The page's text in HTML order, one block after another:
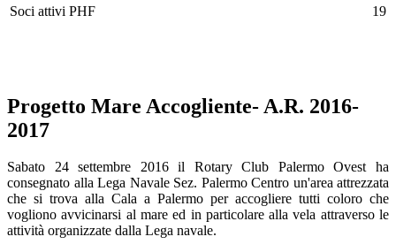
Soci attivi PHF
19
Progetto Mare Accogliente- A.R. 2016-
2017
Sabato 24 settembre 2016 il Rotary Club Palermo Ovest ha
consegnato alla Lega Navale Sez. Palermo Centro un'area attrezzata
che si trova alla Cala a Palermo per accogliere tutti coloro che
vogliono avvicinarsi al mare ed in particolare alla vela attraverso le
attività organizzate dalla Lega navale.